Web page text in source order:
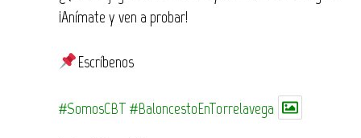
¡Anímate y ven a probar!
Escríbenos
#SomosCBT #BaloncestoEnTorrelavega